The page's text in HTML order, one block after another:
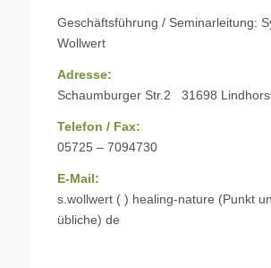
Geschäftsführung / Seminarleitung:
Wollwert
Adresse:
Schaumburger Str.2 31698
Telefon / Fax:
05725 – 7094730
E-Mail:
s.wollwert ( ) healing-nature (Punkt
übliche) de